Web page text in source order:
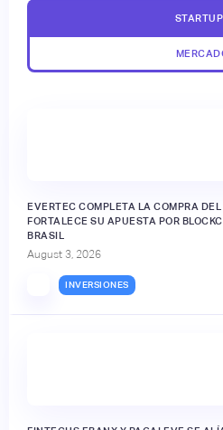
EVERTEC COMPLETA LA COMPRA
FORTALECE SU APUESTA POR
BRASIL
August 3, 2026
INVERSIONES